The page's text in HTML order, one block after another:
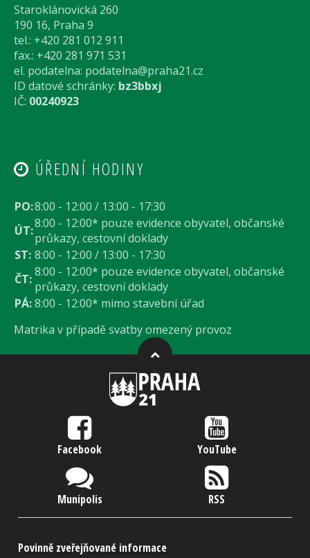
Staroklánovická 260
190 16, Praha 9
tel.: +420 281 012 911
fax.: +420 281 971 531
el. podatelna: podatelna@praha21.cz
ID datové schránky: bz3bbxj
IČ: 00240923
ÚŘEDNÍ HODINY
PO:8:00 - 12:00 / 13:00 - 17:30
ÚT:8:00 - 12:00* pouze evidence obyvatel, občanské
průkazy, cestovní doklady
ST: 8:00 - 12:00 / 13:00 - 17:30
ČT:8:00 - 12:00* pouze evidence obyvatel, občanské
průkazy, cestovní doklady
PÁ:8:00 - 12:00* mimo stavební úřad
Matrika v případě svatby omezený provoz
Facebook YouTube
Munipolis RSS
Povinně zveřejňované informace